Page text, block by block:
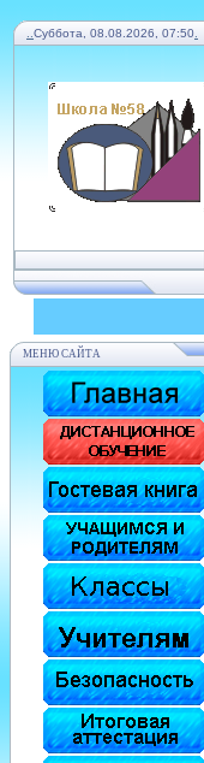
Суббота, 08.08.2026, 07:50
МЕНЮ САЙТА